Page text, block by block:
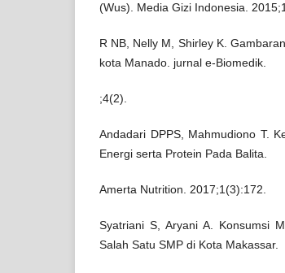
(Wus). Media Gizi Indonesia.
R NB, Nelly M, Shirley K.
kota Manado. jurnal e-Biomedik.
;4(2).
Andadari DPPS, Mahmudiono T.
Energi serta Protein Pada Balita.
Amerta Nutrition. 2017;1(3):172.
Syatriani S, Aryani A. Konsumsi
Salah Satu SMP di Kota Makassar.